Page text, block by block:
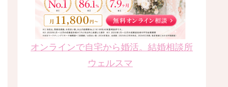
オンラインで自宅から婚活。結婚相談所
ウェルスマ